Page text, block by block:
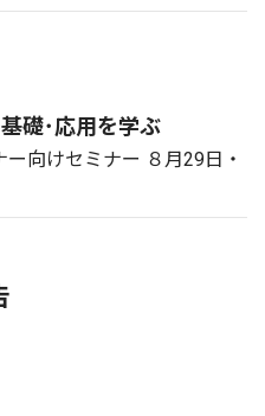
礎･応用を学ぶ
ー向けセミナー ８月29日・